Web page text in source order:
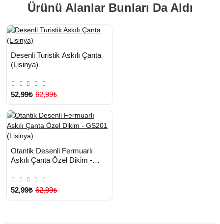
Ürünü Alanlar Bunları Da Aldı
TESLİMAT
Desenli Turistik Askılı Çanta
(Lisinya)
52,99₺ 62,99₺
TESLİMAT
Otantik Desenli Fermuarlı
Askılı Çanta Özel Dikim -
52,99₺ 62,99₺